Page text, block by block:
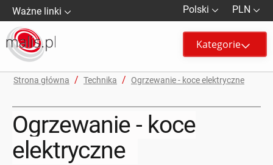
Ważne linki PLN
Polski
Kategorie
Strona główna / Technika / Ogrzewanie - koce elektryczne
Ogrzewanie - koce
elektryczne